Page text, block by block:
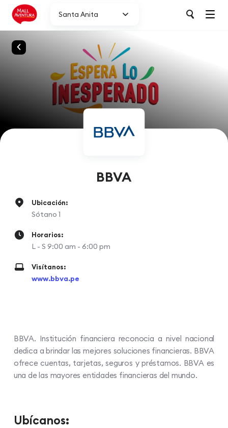
Santa Anita
BBVA
Ubicación:
Sótano 1
Horarios:
L - S 9:00 am - 6:00 pm
Visítanos:
www.bbva.pe
BBVA. Institución financiera reconocia a nivel nacional
dedica a brindar las mejores soluciones financieras. BBVA
ofrece cuentas, tarjetas, seguros y préstamos. BBVA es
una de las mayores entidades financieras del mundo.
Ubícanos: